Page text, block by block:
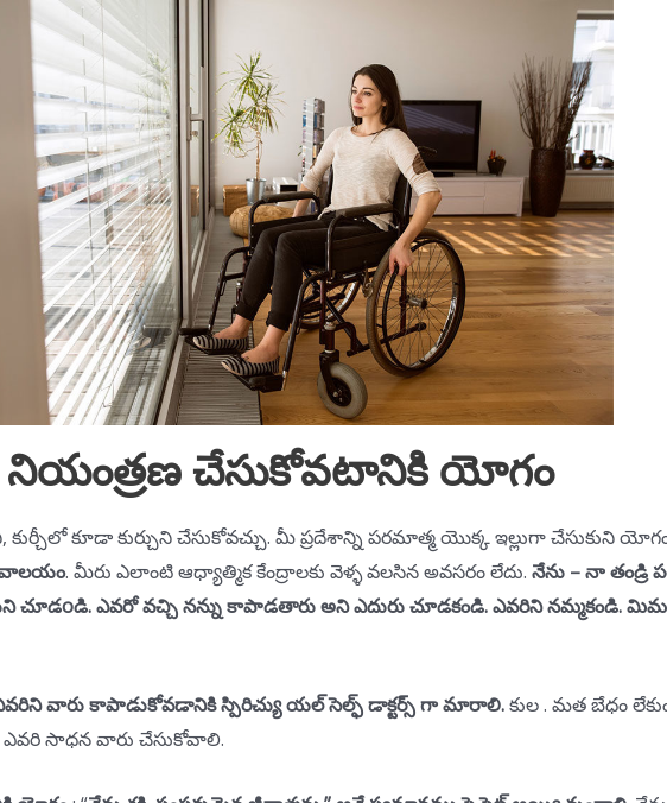
నియంత్రణ చేసుకోవటానికి యోగం
కుర్చీలో కూడా కుర్చుని చేసుకోవచ్చు. మీ ప్రదేశాన్ని పరమాత్మ యొక్క ఇల్లుగా చేసుకుని
. మీరు ఎలాంటి ఆధ్యాత్మిక కేంద్రాలకు వెళ్ళ వలసిన అవసరం లేదు. నేను – నా తండ్రి
చూడoడి. ఎవరో వచ్చి నన్ను కాపాడతారు అని ఎదురు చూడకండి. ఎవరిని నమ్మకండి.
ఎవరిని వారు కాపాడుకోవడానికి స్పిరిచ్యు యల్ సెల్ఫ్ డాక్టర్స్ గా మారాలి.కుల . మత బేధం
ఎవరి సాధన వారు చేసుకోవాలి.